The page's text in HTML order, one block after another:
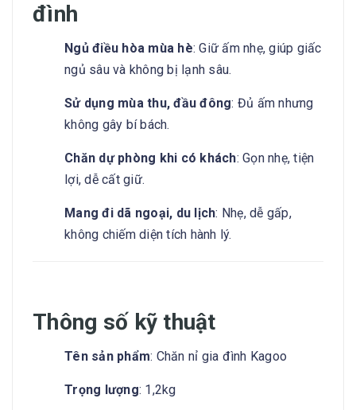
đình
Ngủ điều hòa mùa hè: Giữ ấm nhẹ, giúp giấc
ngủ sâu và không bị lạnh sâu.
Sử dụng mùa thu, đầu đông: Đủ ấm nhưng
không gây bí bách.
Chăn dự phòng khi có khách: Gọn nhẹ, tiện
lợi, dễ cất giữ.
Mang đi dã ngoại, du lịch: Nhẹ, dễ gấp,
không chiếm diện tích hành lý.
Thông số kỹ thuật
Tên sản phẩm: Chăn nỉ gia đình Kagoo
Trọng lượng: 1,2kg